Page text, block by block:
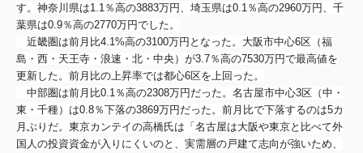
す。神奈川県は1. 1％高の3883万円、埼玉県は0.1％高の2960万円、 千
葉県は0.9％高の2770万円でした。
近畿圏は前月比4.1%高の3100万円となった。 大阪市中心6区（福
島・西・天王寺・浪速・北・中央）が3.7％高の7530万円で最高値を
更新した。 前月比の上昇率では都心6区を上回った。
中部圏は前月比0.1％高の2308万円だった。 名古屋市中心3区（中・
東・千種）は0.8％下落の3869万円だった。前月比で下落するのは5カ
月ぶりだ。 東京カンテイの高橋氏は「名古屋は大阪や東京と比べて外
国人の投資資金が入りにくいのと、実需層の戸建て志向が強いため、